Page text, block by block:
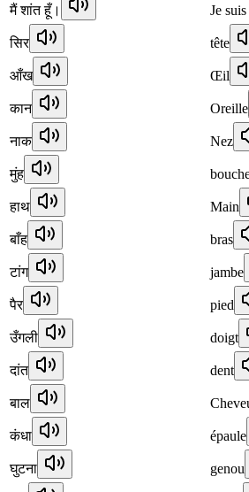
मैं शांत हूँ। Je
सिर tête
आँख Œil
कान Oreille
नाक Nez
मुंह
हाथ Main
बाँह bras
टांग jambe
पैर pied
उँगली doigt
दांत dent
बाल
कंधा épaule
घुटना genou